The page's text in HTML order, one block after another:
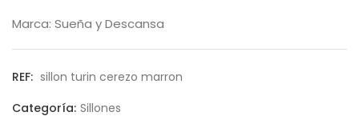
Marca: Sueña y Descansa
REF: sillon turin cerezo marron
Categoría: Sillones